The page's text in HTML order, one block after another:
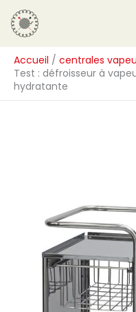
Aller
au
contenu
Accueil
centrales
Test : défroisseur à
hydratante
R
e
c
h
e